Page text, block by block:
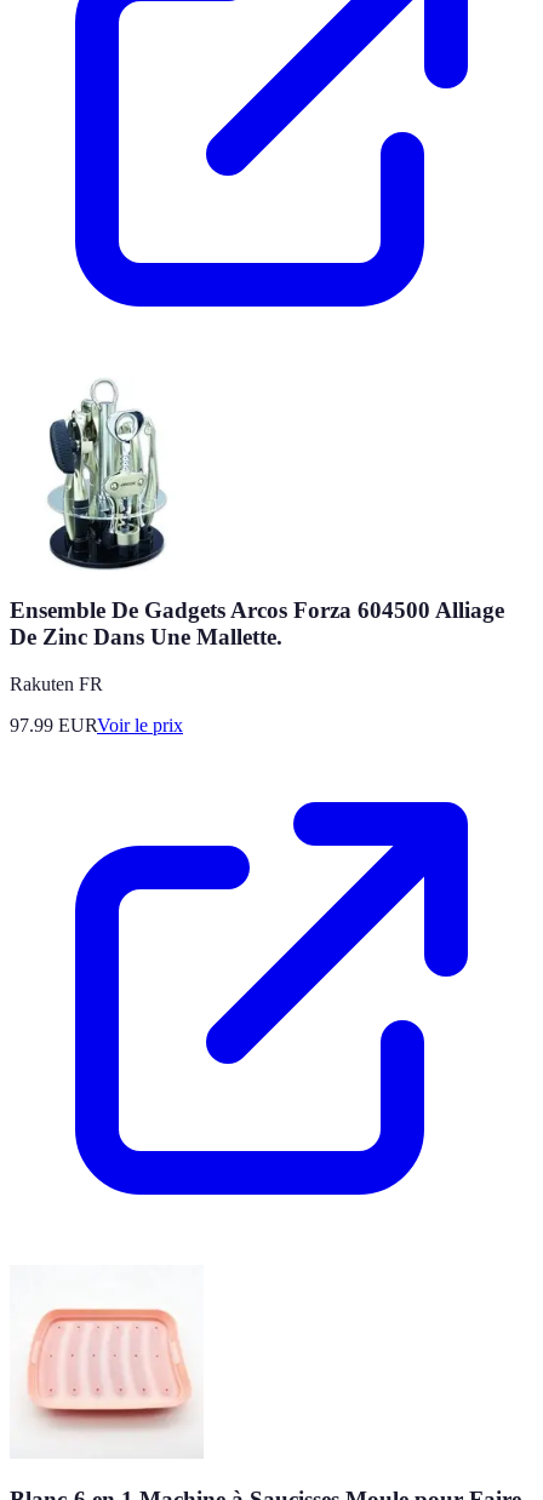
Ensemble De Gadgets Arcos Forza 604500 Alliage
De Zinc Dans Une Mallette.
Rakuten FR
97.99 EURVoir le prix